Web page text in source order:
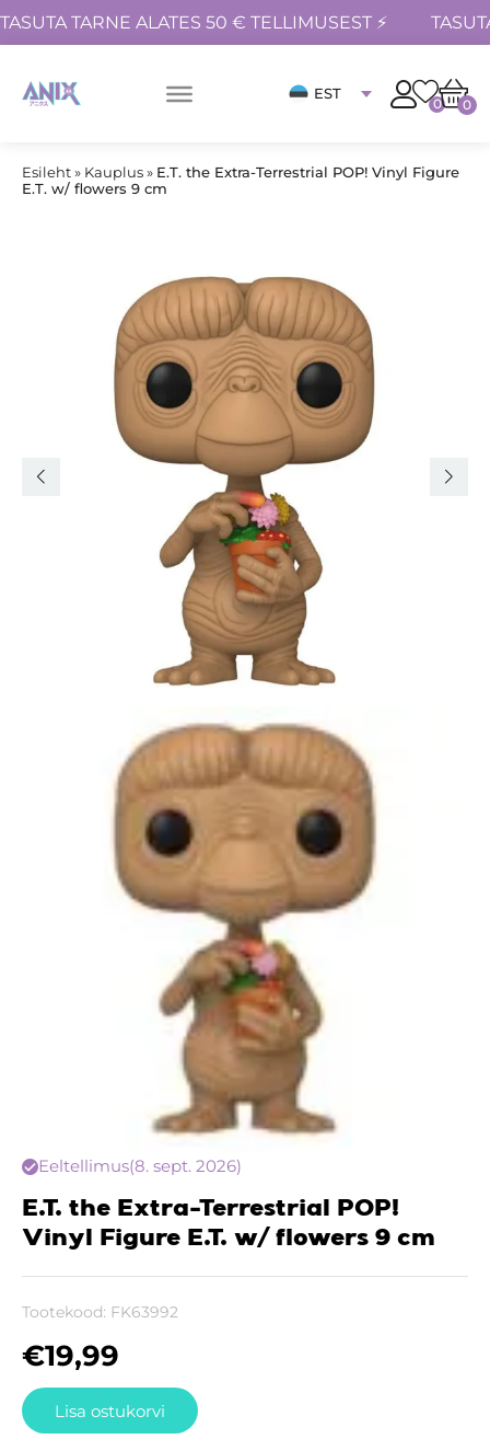
TASUTA TARNE ALATES 50 € TELLIMUSEST ⚡
EST
0 0
Esileht» Kauplus» E.T. the Extra-Terrestrial POP! Vinyl Figure
E.T. w/ flowers 9 cm
Eeltellimus(8. sept. 2026)
E.T. the Extra-Terrestrial POP!
Vinyl Figure E.T. w/ flowers 9 cm
Tootekood: FK63992
€19,99
Lisa ostukorvi